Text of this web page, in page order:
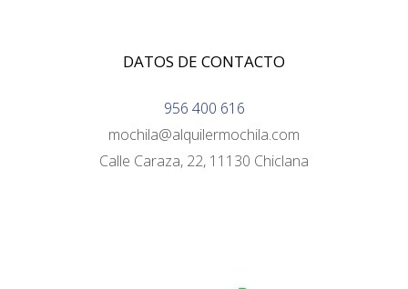
DATOS DE CONTACTO
956 400 616
mochila@alquilermochila.com
Calle Caraza, 22, 11130 Chiclana